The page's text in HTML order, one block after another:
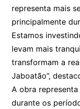
representa mais
principalmente
Estamos
levam mais
transformam a
Jaboatão”,
A obra
durante os